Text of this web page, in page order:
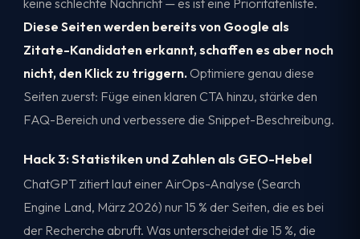
Diese Seiten werden bereits von Google als
Zitate-Kandidaten erkannt, schaffen es aber noch
nicht, den Klick zu triggern. Optimiere genau diese
Seiten zuerst: Füge einen klaren CTA hinzu, stärke den
FAQ-Bereich und verbessere die Snippet-Beschreibung.
Hack 3: Statistiken und Zahlen als GEO-Hebel
ChatGPT zitiert laut einer AirOps-Analyse (Search
Engine Land, März 2026) nur 15 % der Seiten, die es bei
der Recherche abruft. Was unterscheidet die 15 %, die